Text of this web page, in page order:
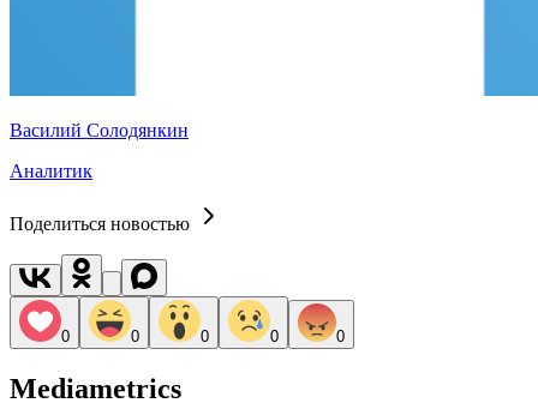
Василий Солодянкин
Аналитик
Поделиться новостью
0 0 0 0 0
Mediametrics